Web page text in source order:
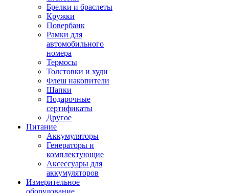
Брелки и браслеты
Кружки
Повербанк
Рамки для
автомобильного
номера
Термосы
Толстовки и худи
Флеш накопители
Шапки
Подарочные
сертификаты
Другое
Питание
Аккумуляторы
Генераторы и
комплектующие
Аксессуары для
аккумуляторов
Измерительное
оборудование